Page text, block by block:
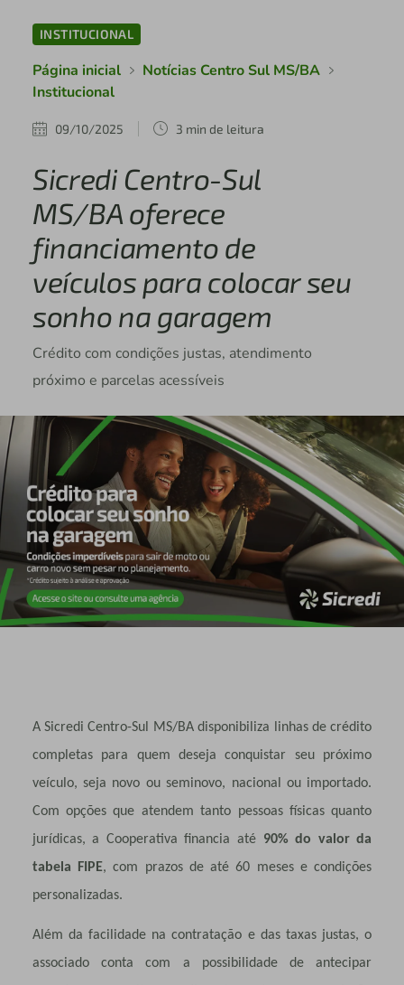
INSTITUCIONAL
Página inicial
Notícias Centro Sul MS/BA
Institucional
09/10/2025 3 min de leitura
Sicredi Centro-Sul
MS/BA oferece
financiamento de
veículos para colocar seu
sonho na garagem
Crédito com condições justas, atendimento
próximo e parcelas acessíveis
A Sicredi Centro-Sul MS/BA disponibiliza linhas de crédito
completas para quem deseja conquistar seu próximo
veículo, seja novo ou seminovo, nacional ou importado.
Com opções que atendem tanto pessoas físicas quanto
jurídicas, a Cooperativa financia até 90% do valor da
tabela FIPE, com prazos de até 60 meses e condições
personalizadas.
Além da facilidade na contratação e das taxas justas, o
associado conta com a possibilidade de antecipar